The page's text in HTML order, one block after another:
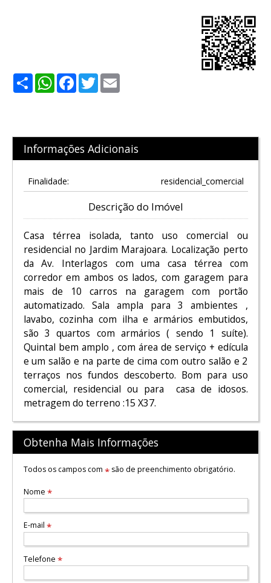
ShareWhatsApp
Facebook
Twitter
Informações Adicionais
Finalidade: residencial_comercial
Descrição do Imóvel
Casa térrea isolada, tanto uso comercial ou
residencial no Jardim Marajoara. Localização perto
da Av. Interlagos com uma casa térrea com
corredor em ambos os lados, com garagem para
mais de 10 carros na garagem com portão
automatizado. Sala ampla para 3 ambientes ,
lavabo, cozinha com ilha e armários embutidos,
são 3 quartos com armários ( sendo 1 suíte).
Quintal bem amplo , com área de serviço + edícula
e um salão e na parte de cima com outro salão e 2
terraços nos fundos descoberto. Bom para uso
comercial, residencial ou para casa de idosos.
metragem do terreno :15 X37.
Obtenha Mais Informações
Todos os campos com *são de preenchimento obrigatório.
Nome *
E-mail *
Telefone *